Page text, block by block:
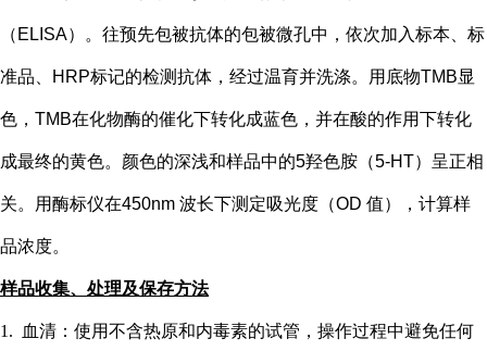
（ ELISA）。往预先包被抗体的包被微孔中，依次加入标本、标
准品、HRP标记的检测抗体，经过温育并洗涤。用底物TMB显
色，TMB在化物酶的催化下转化成蓝色，并在酸的作用下转化
成最终的黄色。颜色的深浅和样品中的5羟色胺（5-HT） 呈正相
关。用酶标仪在450nm 波长下测定吸光度（OD 值），计算样
品浓度。
样品收集、处理及保存方法
1. 血清：使用不含热原和内毒素的试管，操作过程中避免任何